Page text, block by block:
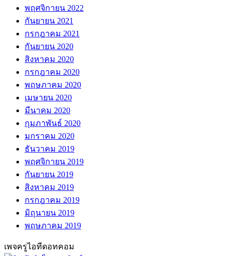
พฤศจิกายน 2022
กันยายน 2021
กรกฎาคม 2021
กันยายน 2020
สิงหาคม 2020
กรกฎาคม 2020
พฤษภาคม 2020
เมษายน 2020
มีนาคม 2020
กุมภาพันธ์ 2020
มกราคม 2020
ธันวาคม 2019
พฤศจิกายน 2019
กันยายน 2019
สิงหาคม 2019
กรกฎาคม 2019
มิถุนายน 2019
พฤษภาคม 2019
เพจครูไอทีดอทคอม